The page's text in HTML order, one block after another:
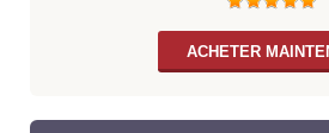
ACHETER